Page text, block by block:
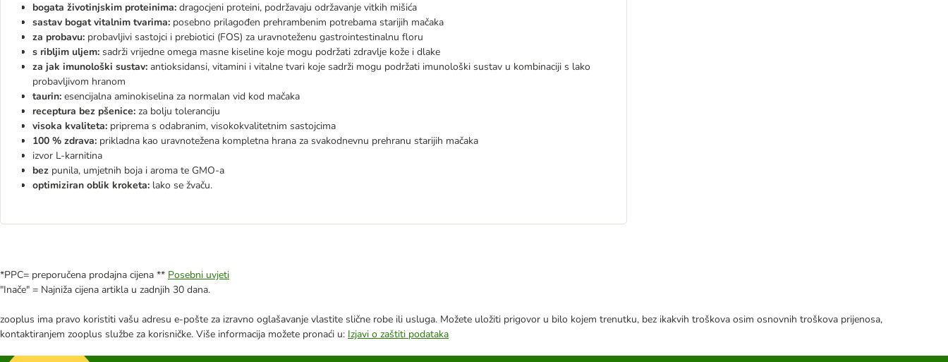
bogata životinjskim proteinima: dragocjeni proteini, podržavaju održavanje vitkih mišića
sastav bogat vitalnim tvarima: posebno prilagođen prehrambenim potrebama starijih mačaka
za probavu: probavljivi sastojci i prebiotici (FOS) za uravnoteženu gastrointestinalnu floru
s ribljim uljem: sadrži vrijedne omega masne kiseline koje mogu podržati zdravlje kože i dlake
za jak imunološki sustav: antioksidansi, vitamini i vitalne tvari koje sadrži mogu podržati imunološki sustav u kombinaciji s lako
probavljivom hranom
taurin: esencijalna aminokiselina za normalan vid kod mačaka
receptura bez pšenice: za bolju toleranciju
visoka kvaliteta: priprema s odabranim, visokokvalitetnim sastojcima
100 % zdrava: prikladna kao uravnotežena kompletna hrana za svakodnevnu prehranu starijih mačaka
izvor L-karnitina
bez punila, umjetnih boja i aroma te GMO-a
optimiziran oblik kroketa: lako se žvaču.
*PPC= preporučena prodajna cijena ** Posebni uvjeti
"Inače" = Najniža cijena artikla u zadnjih 30 dana.
zooplus ima pravo koristiti vašu adresu e-pošte za izravno oglašavanje vlastite slične robe ili usluga. Možete uložiti prigovor u bilo kojem trenutku, bez ikakvih troškova osim osnovnih troškova prijenosa,
kontaktiranjem zooplus službe za korisničke. Više informacija možete pronaći u: Izjavi o zaštiti podataka